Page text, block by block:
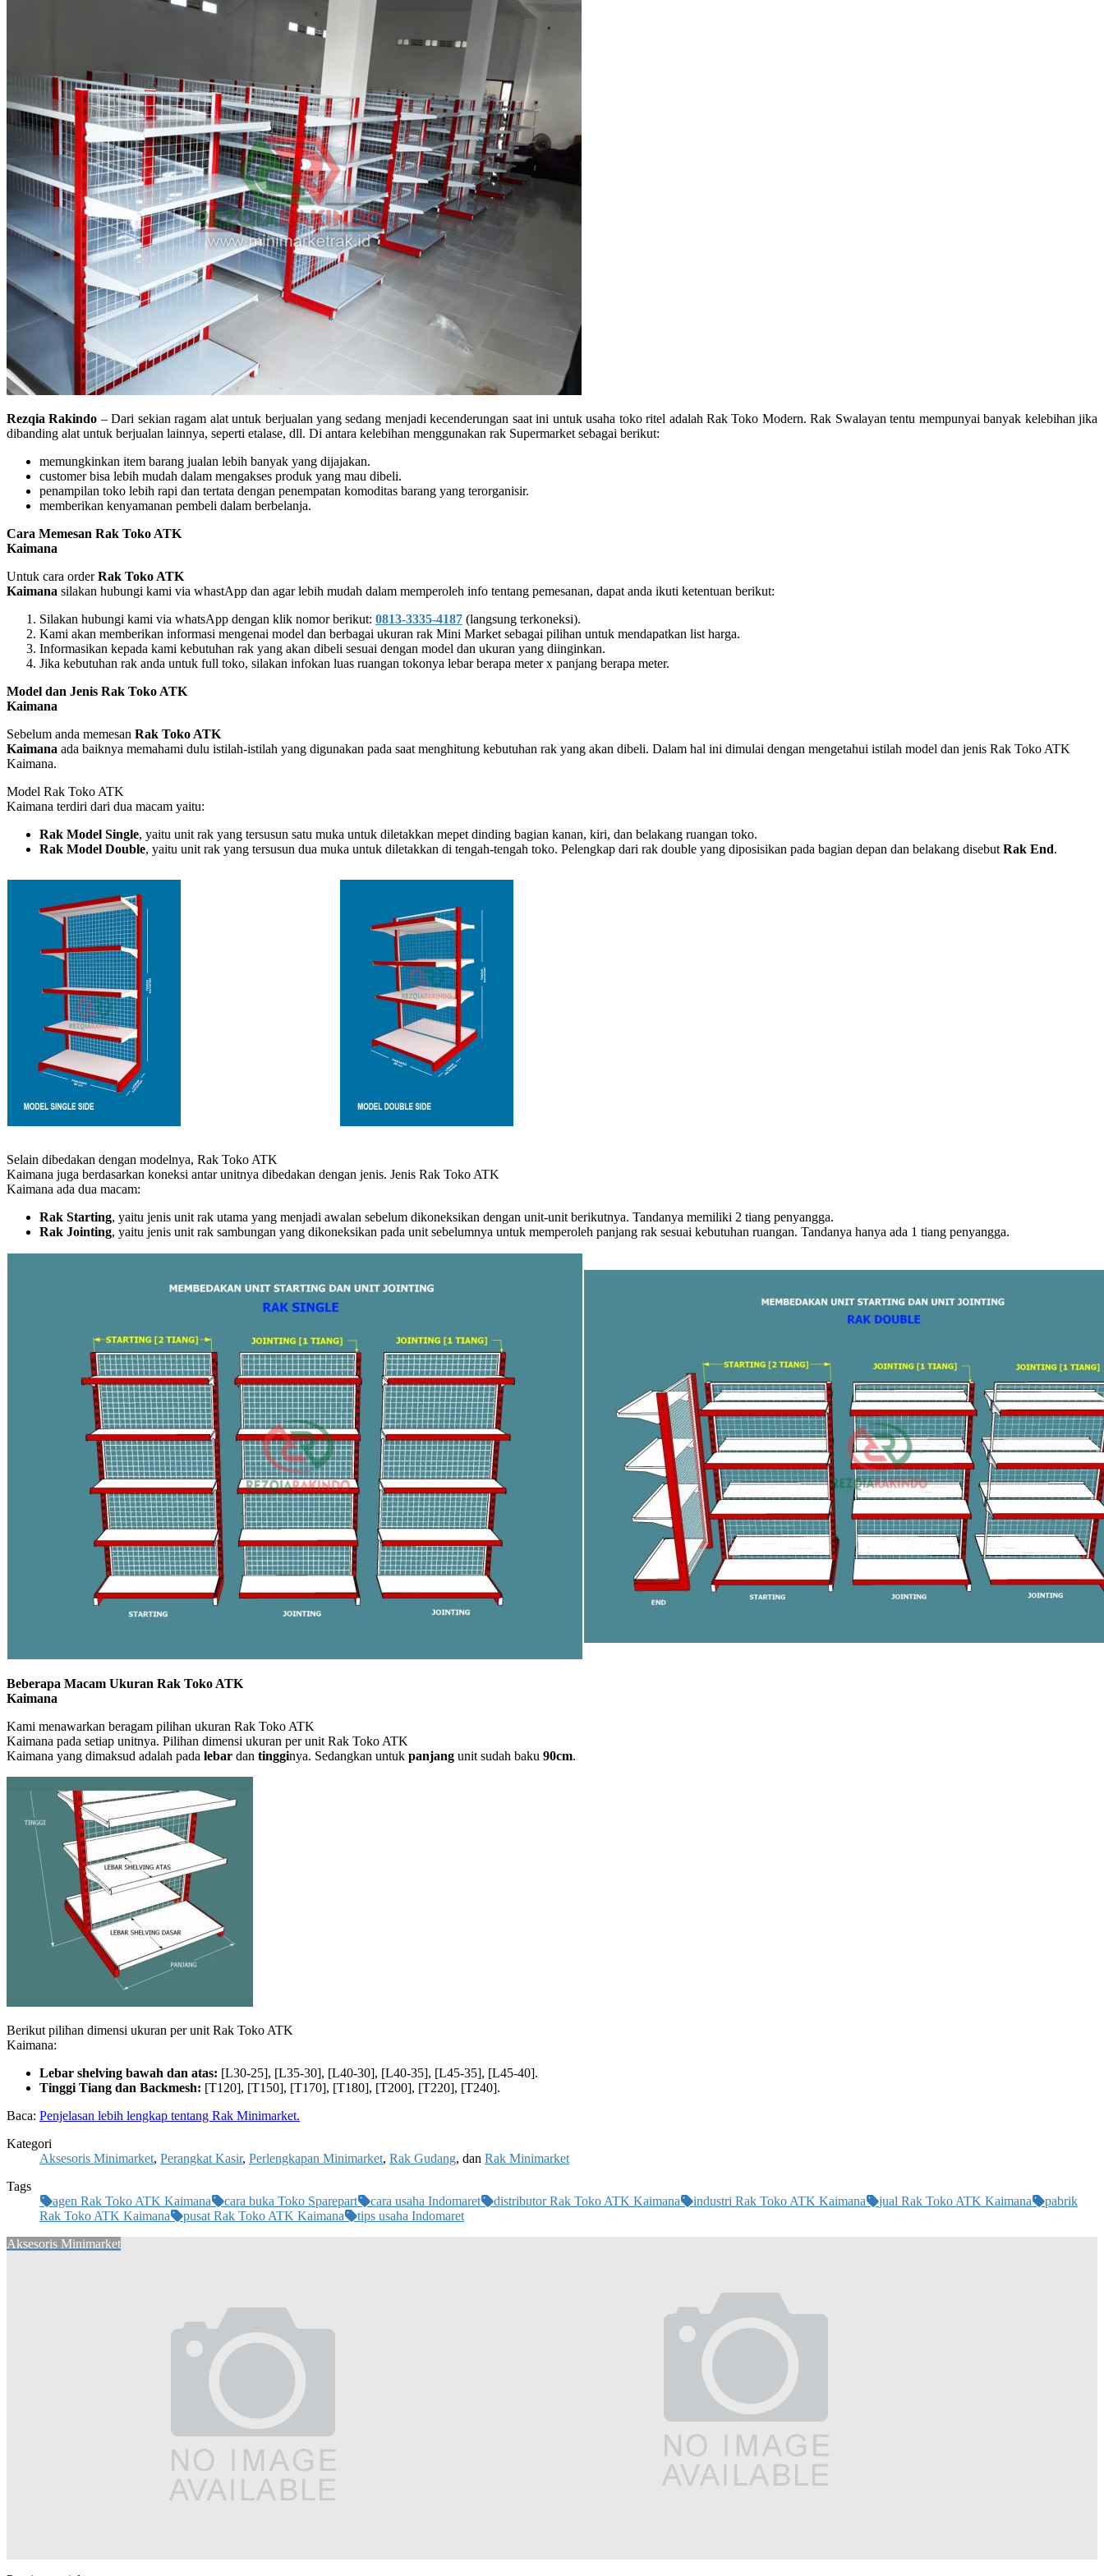
Rezqia Rakindo – Dari sekian ragam alat untuk berjualan yang sedang menjadi kecenderungan saat ini untuk usaha toko ritel adalah Rak Toko Modern. Rak Swalayan tentu mempunyai banyak kelebihan jika
dibanding alat untuk berjualan lainnya, seperti etalase, dll. Di antara kelebihan menggunakan rak Supermarket sebagai berikut:
memungkinkan item barang jualan lebih banyak yang dijajakan.
customer bisa lebih mudah dalam mengakses produk yang mau dibeli.
penampilan toko lebih rapi dan tertata dengan penempatan komoditas barang yang terorganisir.
memberikan kenyamanan pembeli dalam berbelanja.
Cara Memesan Rak Toko ATK
Kaimana
Untuk cara orderRak Toko ATK
Kaimana silakan hubungi kami via whastApp dan agar lebih mudah dalam memperoleh info tentang pemesanan, dapat anda ikuti ketentuan berikut:
Silakan hubungi kami via whatsApp dengan klik nomor berikut: 0813-3335-4187 (langsung terkoneksi).
Kami akan memberikan informasi mengenai model dan berbagai ukuran rak Mini Market sebagai pilihan untuk mendapatkan list harga.
Informasikan kepada kami kebutuhan rak yang akan dibeli sesuai dengan model dan ukuran yang diinginkan.
Jika kebutuhan rak anda untuk full toko, silakan infokan luas ruangan tokonya lebar berapa meter x panjang berapa meter.
Model dan Jenis Rak Toko ATK
Kaimana
Sebelum anda memesan Rak Toko ATK
Kaimana ada baiknya memahami dulu istilah-istilah yang digunakan pada saat menghitung kebutuhan rak yang akan dibeli. Dalam hal ini dimulai dengan mengetahui istilah model dan jenis Rak Toko ATK
Kaimana.
Model Rak Toko ATK
Kaimana terdiri dari dua macam yaitu:
Rak Model Single, yaitu unit rak yang tersusun satu muka untuk diletakkan mepet dinding bagian kanan, kiri, dan belakang ruangan toko.
Rak Model Double, yaitu unit rak yang tersusun dua muka untuk diletakkan di tengah-tengah toko. Pelengkap dari rak double yang diposisikan pada bagian depan dan belakang disebut Rak End.
Selain dibedakan dengan modelnya, Rak Toko ATK
Kaimana juga berdasarkan koneksi antar unitnya dibedakan dengan jenis. Jenis Rak Toko ATK
Kaimana ada dua macam:
Rak Starting, yaitu jenis unit rak utama yang menjadi awalan sebelum dikoneksikan dengan unit-unit berikutnya. Tandanya memiliki 2 tiang penyangga.
Rak Jointing, yaitu jenis unit rak sambungan yang dikoneksikan pada unit sebelumnya untuk memperoleh panjang rak sesuai kebutuhan ruangan. Tandanya hanya ada 1 tiang penyangga.
Beberapa Macam Ukuran Rak Toko ATK
Kaimana
Kami menawarkan beragam pilihan ukuran Rak Toko ATK
Kaimana pada setiap unitnya. Pilihan dimensi ukuran per unit Rak Toko ATK
Kaimana yang dimaksud adalah pada lebar dan tingginya. Sedangkan untuk panjang unit sudah baku 90cm.
Berikut pilihan dimensi ukuran per unit Rak Toko ATK
Kaimana:
Lebar shelving bawah dan atas: [L30-25], [L35-30], [L40-30], [L40-35], [L45-35], [L45-40].
Tinggi Tiang dan Backmesh: [T120], [T150], [T170], [T180], [T200], [T220], [T240].
Baca: Penjelasan lebih lengkap tentang Rak Minimarket.
Kategori
Aksesoris Minimarket, Perangkat Kasir, Perlengkapan Minimarket, Rak Gudang, dan Rak Minimarket
Tags
agen Rak Toko ATK Kaimana
cara buka Toko Sparepart cara usaha Indomaret distributor Rak Toko ATK Kaimana industri Rak Toko ATK Kaimana jual Rak Toko ATK Kaimana
pabrik
Rak Toko ATK Kaimana
pusat Rak Toko ATK Kaimana
tips usaha Indomaret
Aksesoris Minimarket